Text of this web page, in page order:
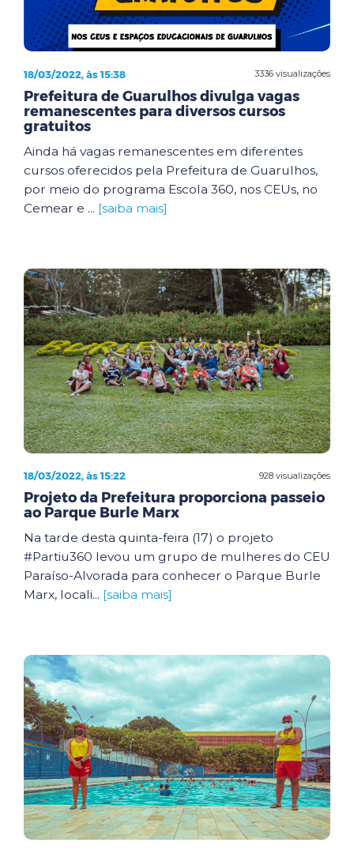
3336 visualizações
18/03/2022, às 15:38
Prefeitura de Guarulhos divulga vagas
remanescentes para diversos cursos
gratuitos
Ainda há vagas remanescentes em diferentes
cursos oferecidos pela Prefeitura de Guarulhos,
por meio do programa Escola 360, nos CEUs, no
Cemear e ... [saiba mais]
928 visualizações
18/03/2022, às 15:22
Projeto da Prefeitura proporciona passeio
ao Parque Burle Marx
Na tarde desta quinta-feira (17) o projeto
#Partiu360 levou um grupo de mulheres do CEU
Paraíso-Alvorada para conhecer o Parque Burle
Marx, locali... [saiba mais]